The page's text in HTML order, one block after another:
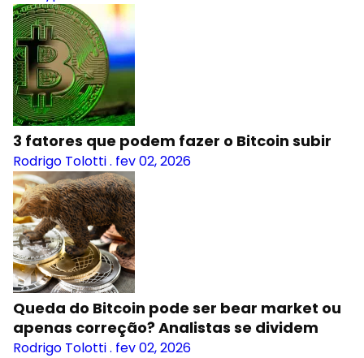
3 fatores que podem fazer o Bitcoin subir
Rodrigo Tolotti. fev 02, 2026
Queda do Bitcoin pode ser bear market ou
apenas correção? Analistas se dividem
Rodrigo Tolotti. fev 02, 2026